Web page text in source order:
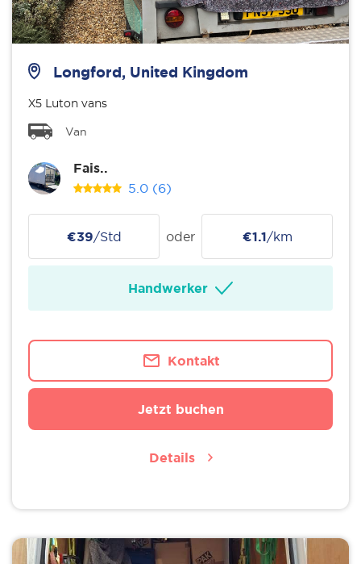
Longford, United Kingdom
X5 Luton vans
Van
Fais..
5.0 (6)
€39/Std oder €1.1/km
Handwerker
Kontakt
Jetzt buchen
Details